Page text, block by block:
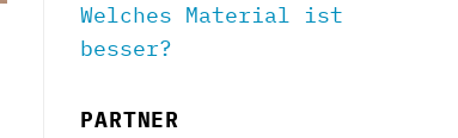
Welches Material ist
besser?
PARTNER